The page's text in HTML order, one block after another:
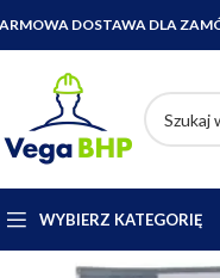
DOSTAWA DLA
WYBIERZ KATEGORIĘ